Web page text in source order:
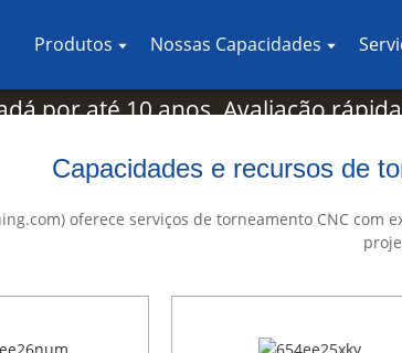
Produtos Nossas Capacidades
tem cooperado com diversas
por até 10 anos. Avaliação
parceria.
mais
Capacidades e recursos de
oferece serviços de torneamento CNC